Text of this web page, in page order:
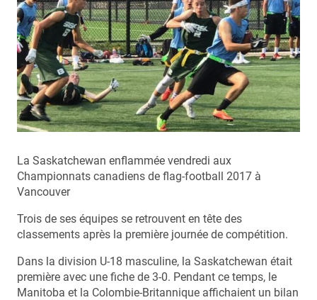
La Saskatchewan enflammée vendredi aux
Championnats canadiens de flag-football 2017 à
Vancouver
Trois de ses équipes se retrouvent en tête des
classements après la première journée de compétition.
Dans la division U-18 masculine, la Saskatchewan était
première avec une fiche de 3-0. Pendant ce temps, le
Manitoba et la Colombie-Britannique affichaient un bilan